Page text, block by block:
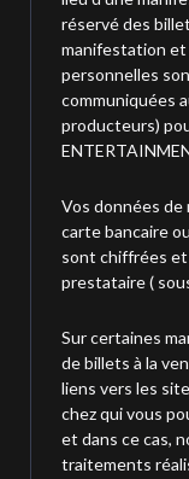
réservé des
manifestation et
personnelles
communiquées
producteurs)
Vos données
carte bancaire
sont chiffrées
prestataire (
Sur certaines
de billets à la
liens vers les
chez qui vous
et dans ce cas,
traitements